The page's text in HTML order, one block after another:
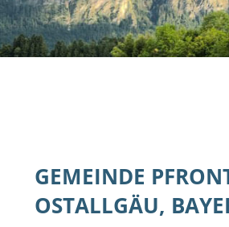
GEMEINDE
OSTALLGÄU,